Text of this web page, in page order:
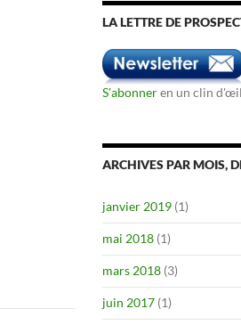
LA LETTRE DE
S'abonneren un clin
ARCHIVES PAR MOIS,
janvier 2019 (1)
mai 2018 (1)
mars 2018 (3)
juin 2017 (1)